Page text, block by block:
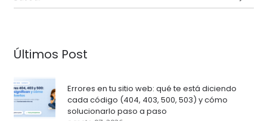
Últimos Post
Errores en tu sitio web: qué te está diciendo
cada código (404, 403, 500, 503) y cómo
solucionarlo paso a paso